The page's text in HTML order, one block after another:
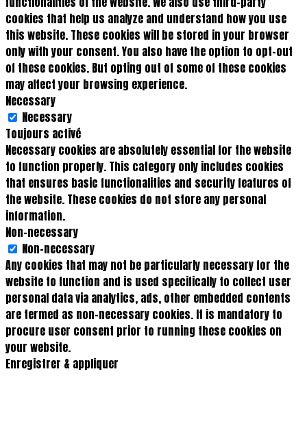
cookies that help us analyze and understand how you use
this website. These cookies will be stored in your browser
only with your consent. You also have the option to opt-out
of these cookies. But opting out of some of these cookies
may affect your browsing experience.
Necessary
Necessary
Toujours activé
Necessary cookies are absolutely essential for the website
to function properly. This category only includes cookies
that ensures basic functionalities and security features of
the website. These cookies do not store any personal
information.
Non-necessary
Non-necessary
Any cookies that may not be particularly necessary for the
website to function and is used specifically to collect user
personal data via analytics, ads, other embedded contents
are termed as non-necessary cookies. It is mandatory to
procure user consent prior to running these cookies on
your website.
Enregistrer & appliquer